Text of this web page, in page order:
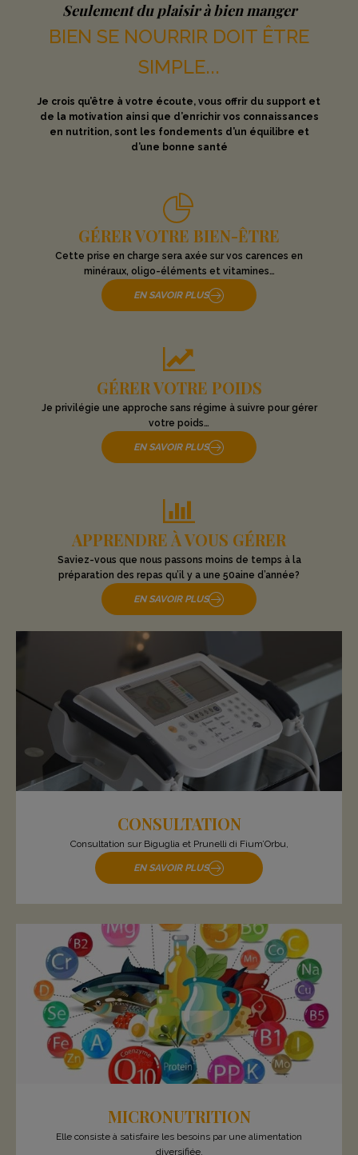
Seulement du plaisir à bien manger
BIEN SE NOURRIR DOIT ÊTRE
SIMPLE...
Je crois qu’être à votre écoute, vous offrir du support et
de la motivation ainsi que d’enrichir vos connaissances
en nutrition, sont les fondements d’un équilibre et
d’une bonne santé
GÉRER VOTRE BIEN-ÊTRE
Cette prise en charge sera axée sur vos carences en
minéraux, oligo-éléments et vitamines…
EN SAVOIR PLUS
GÉRER VOTRE POIDS
Je privilégie une approche sans régime à suivre pour gérer
votre poids…
EN SAVOIR PLUS
APPRENDRE À VOUS GÉRER
Saviez-vous que nous passons moins de temps à la
préparation des repas qu’il y a une 50aine d’année?
EN SAVOIR PLUS
CONSULTATION
Consultation sur Biguglia et Prunelli di Fium’Orbu,
EN SAVOIR PLUS
MICRONUTRITION
Elle consiste à satisfaire les besoins par une alimentation
diversifiée.